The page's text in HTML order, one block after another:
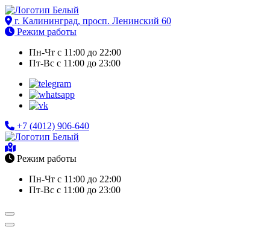
Перейти
к
содержимому
Доставка еды в Калининграде. Роллы, суши, сеты, комбо,
г. Калининград, просп. Ленинский 60
Режим работы
Пн-Чт с 11:00 до 22:00
Пт-Вс с 11:00 до 23:00
+7 (4012) 906-640
Доставка еды в Калининграде. Роллы, суши, сеты, комбо,
Режим работы
Пн-Чт с 11:00 до 22:00
Пт-Вс с 11:00 до 23:00